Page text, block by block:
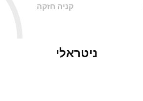
קניה חזקה
ניטראלי